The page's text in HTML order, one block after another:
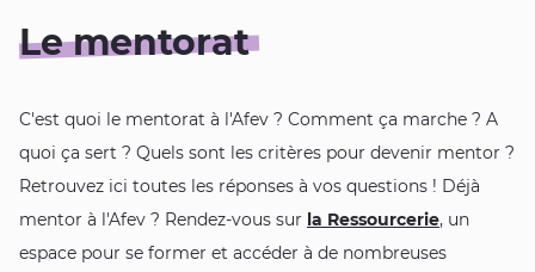
Le mentorat
C'est quoi le mentorat à l'Afev ? Comment ça marche ? A
quoi ça sert ? Quels sont les critères pour devenir mentor ?
Retrouvez ici toutes les réponses à vos questions ! Déjà
mentor à l'Afev ? Rendez-vous sur la Ressourcerie, un
espace pour se former et accéder à de nombreuses